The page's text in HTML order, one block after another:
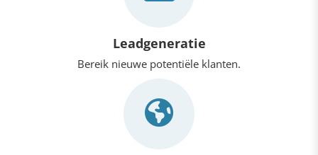
Leadgeneratie
Bereik nieuwe potentiële klanten.